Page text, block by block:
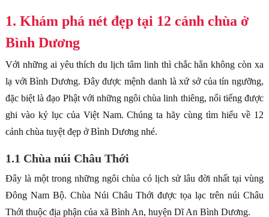
1. Khám phá nét đẹp tại 12 cảnh chùa ở
Bình Dương
Với những ai yêu thích du lịch tâm linh thì chắc hẳn không còn xa
lạ với Bình Dương. Đây được mệnh danh là xứ sở của tín ngưỡng,
đặc biệt là đạo Phật với những ngôi chùa linh thiêng, nổi tiếng được
ghi vào kỷ lục của Việt Nam. Chúng ta hãy cùng tìm hiểu về 12
cảnh chùa tuyệt đẹp ở Bình Dương nhé.
1.1 Chùa núi Châu Thới
Đây là một trong những ngôi chùa có lịch sử lâu đời nhất tại vùng
Đông Nam Bộ. Chùa Núi Châu Thới được tọa lạc trên núi Châu
Thới thuộc địa phận của xã Bình An, huyện Dĩ An Bình Dương.